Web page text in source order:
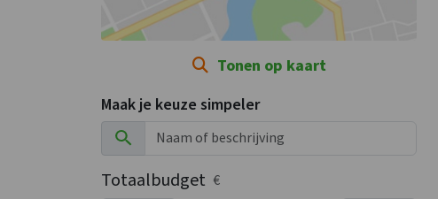
Tonen op kaart
Maak je keuze simpeler
Totaalbudget €